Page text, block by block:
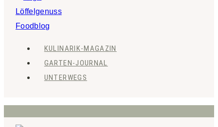
KULINARIK-MAGAZIN
GARTEN-JOURNAL
UNTERWEGS